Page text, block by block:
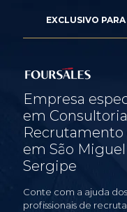
EXCLUSIVO
Empresa
em
Recrutamento
em São
Sergipe
Conte com a ajuda
profissionais de